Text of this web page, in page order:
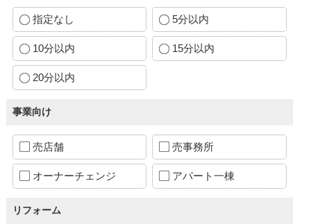
指定なし 5分以内
10分以内 15分以内
20分以内
事業向け
売店舗 売事務所
オーナーチェンジ アパート一棟
リフォーム